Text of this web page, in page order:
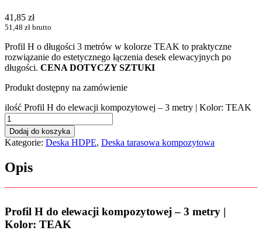
41,85 zł
51,48 zł brutto
Profil H o długości 3 metrów w kolorze TEAK to praktyczne
rozwiązanie do estetycznego łączenia desek elewacyjnych po
długości. CENA DOTYCZY SZTUKI
Produkt dostępny na zamówienie
ilość Profil H do elewacji kompozytowej – 3 metry | Kolor: TEAK
Dodaj do koszyka
Kategorie: Deska HDPE, Deska tarasowa kompozytowa
Opis
Profil H do elewacji kompozytowej – 3 metry |
Kolor: TEAK